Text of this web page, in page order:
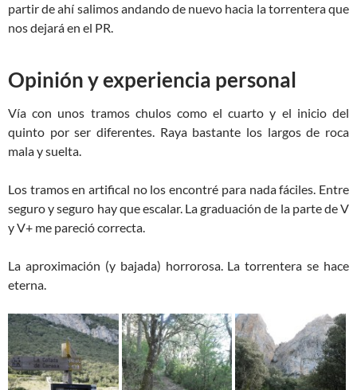
partir de ahí salimos andando de nuevo hacia la torrentera que
nos dejará en el PR.
Opinión y experiencia personal
Vía con unos tramos chulos como el cuarto y el inicio del
quinto por ser diferentes. Raya bastante los largos de roca
mala y suelta.
Los tramos en artifical no los encontré para nada fáciles. Entre
seguro y seguro hay que escalar. La graduación de la parte de V
y V+ me pareció correcta.
La aproximación (y bajada) horrorosa. La torrentera se hace
eterna.